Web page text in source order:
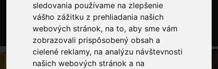
sledovania používame na zlepšenie
vášho zážitku z prehliadania našich
webových stránok, na to, aby sme vám
zobrazovali prispôsobený obsah a
cielené reklamy, na analýzu návštevnosti
našich webových stránok a na
0